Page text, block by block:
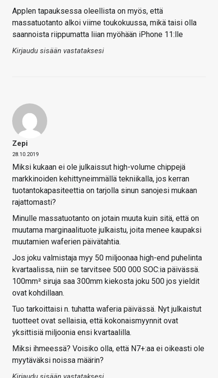
Applen tapauksessa oleellista on myös, että
massatuotanto alkoi viime toukokuussa, mikä taisi olla
saannoista riippumatta liian myöhään iPhone 11:lle
Kirjaudu sisään vastataksesi
Zepi
28.10.2019
Miksi kukaan ei ole julkaissut high-volume chippejä
markkinoiden kehittyneimmällä tekniikalla, jos kerran
tuotantokapasiteettia on tarjolla sinun sanojesi mukaan
rajattomasti?
Minulle massatuotanto on jotain muuta kuin sitä, että on
muutama marginaalituote julkaistu, joita menee kaupaksi
muutamien waferien päivätahtia.
Jos joku valmistaja myy 50 miljoonaa high-end puhelinta
kvartaalissa, niin se tarvitsee 500 000 SOC:ia päivässä.
100mm² siruja saa 300mm kiekosta joku 500 jos yieldit
ovat kohdillaan.
Tuo tarkoittaisi n. tuhatta waferia päivässä. Nyt julkaistut
tuotteet ovat sellaisia, että kokonaismyynnit ovat
yksittisiä miljoonia ensi kvartaalilla.
Miksi ihmeessä? Voisiko olla, että N7+:aa ei oikeasti ole
myytäväksi noissa määrin?